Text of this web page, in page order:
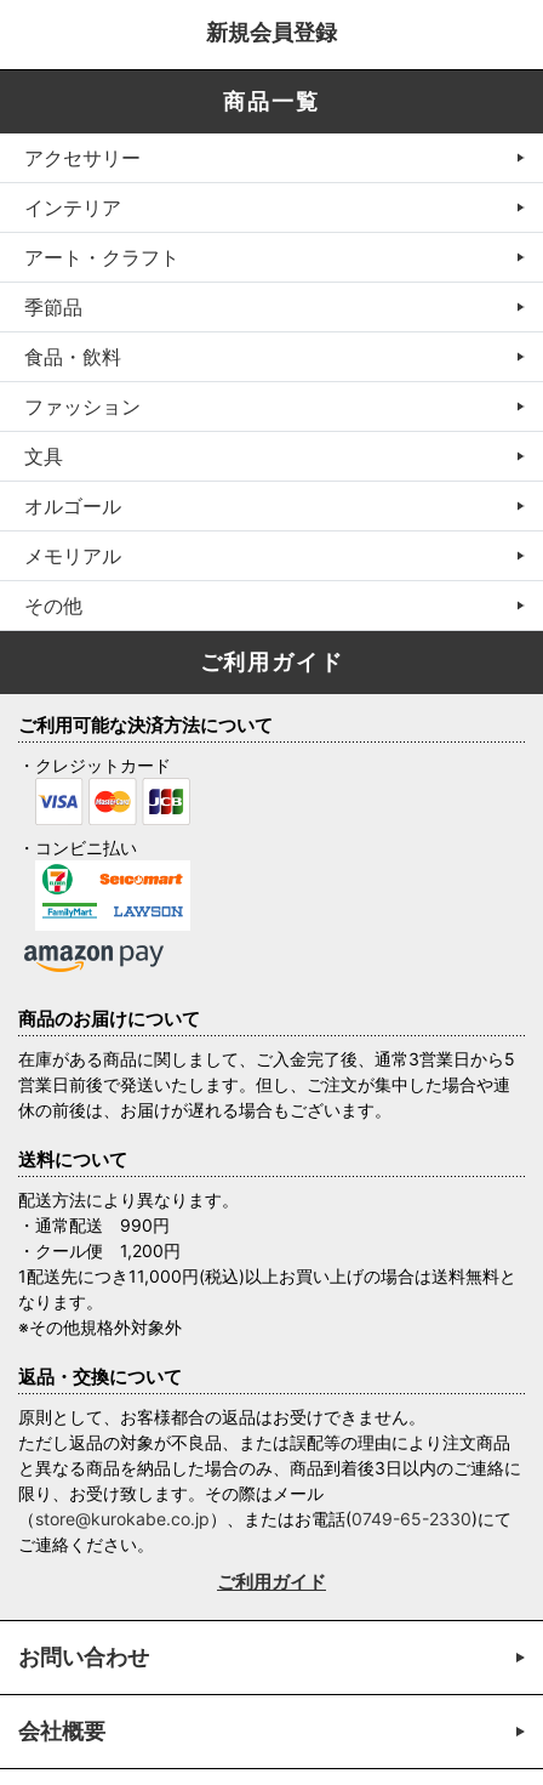
新規会員登録
商品一覧
アクセサリー
インテリア
アート・クラフト
季節品
食品・飲料
ファッション
文具
オルゴール
メモリアル
その他
ご利用ガイド
ご利用可能な決済方法について
・クレジットカード
・コンビニ払い
商品のお届けについて
在庫がある商品に関しまして、ご入金完了後、通常3営業日から5
営業日前後で発送いたします。但し、ご注文が集中した場合や連
休の前後は、お届けが遅れる場合もございます。
送料について
配送方法により異なります。
・通常配送 990円
・クール便 1,200円
1配送先につき11,000円(税込)以上お買い上げの場合は送料無料と
なります。
※その他規格外対象外
返品・交換について
原則として、お客様都合の返品はお受けできません。
ただし返品の対象が不良品、または誤配等の理由により注文商品
と異なる商品を納品した場合のみ、商品到着後3日以内のご連絡に
限り、お受け致します。その際はメール
（store@kurokabe.co.jp）、またはお電話(0749-65-2330)にて
ご連絡ください。
ご利用ガイド
お問い合わせ
会社概要